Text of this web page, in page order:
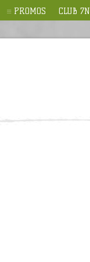
PROMOS CLUB 7N